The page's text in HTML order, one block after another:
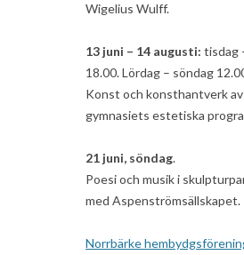
Wigelius Wulff.
13 juni – 14 augusti: tisdag
18.00. Lördag – söndag
Konst och konsthantverk av
gymnasiets estetiska
21 juni, söndag.
Poesi och musik i
med Aspenströmsällskapet.
Norrbärke